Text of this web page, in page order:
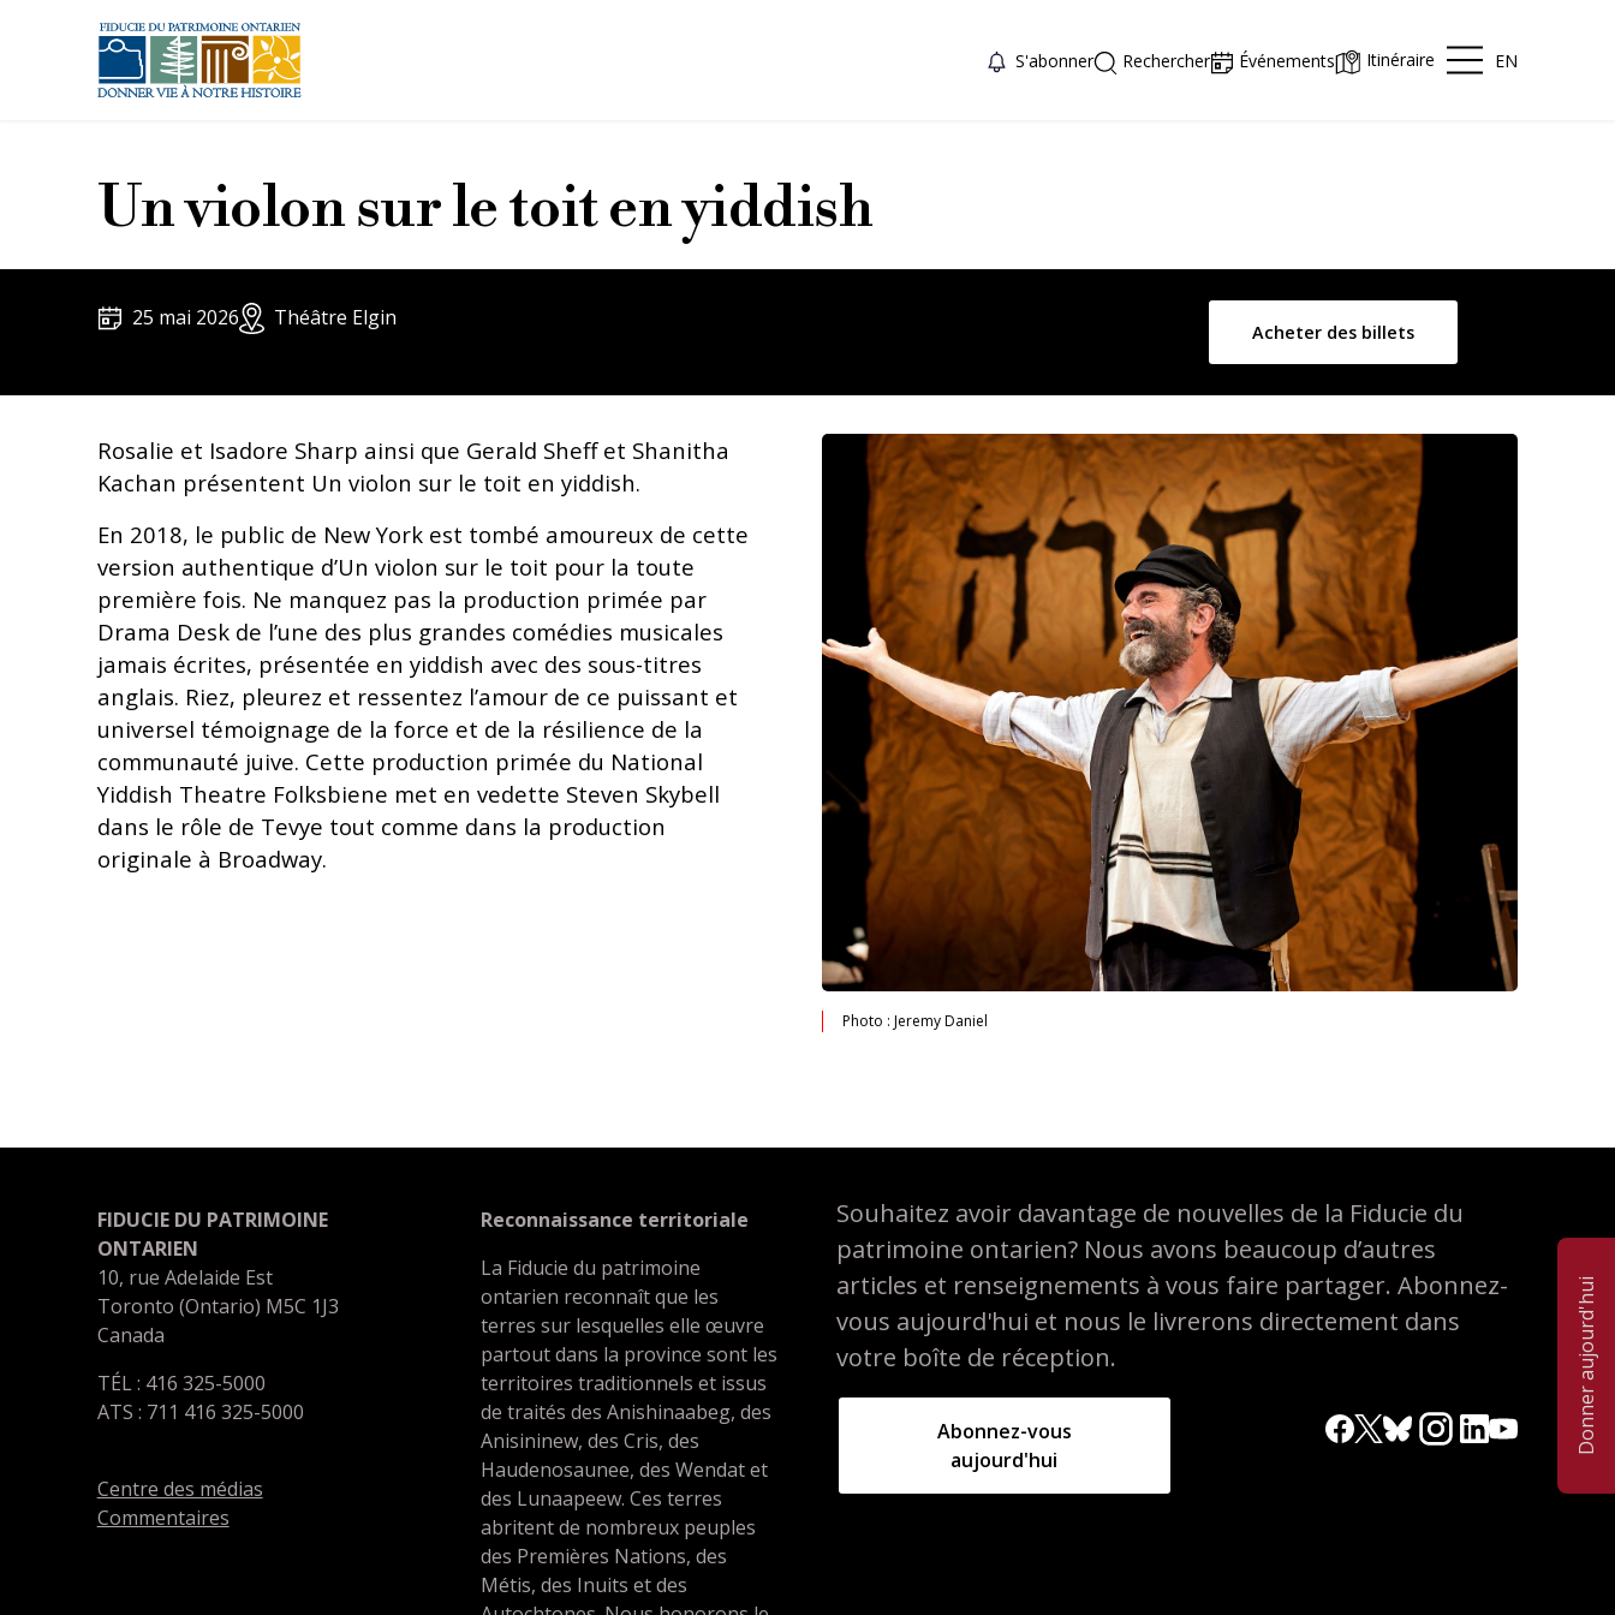
S'abonner Rechercher Événements Itinéraire EN
Donner aujourd'hui
Un violon sur le toit en yiddish
25 mai 2026 Théâtre Elgin
Acheter des billets
Rosalie et Isadore Sharp ainsi que Gerald Sheff et Shanitha
Kachan présentent Un violon sur le toit en yiddish.
En 2018, le public de New York est tombé amoureux de cette
version authentique d’Un violon sur le toit pour la toute
première fois. Ne manquez pas la production primée par
Drama Desk de l’une des plus grandes comédies musicales
jamais écrites, présentée en yiddish avec des sous-titres
anglais. Riez, pleurez et ressentez l’amour de ce puissant et
universel témoignage de la force et de la résilience de la
communauté juive. Cette production primée du National
Yiddish Theatre Folksbiene met en vedette Steven Skybell
dans le rôle de Tevye tout comme dans la production
originale à Broadway.
Photo : Jeremy Daniel
FIDUCIE DU PATRIMOINE
ONTARIEN
10, rue Adelaide Est
Toronto (Ontario) M5C 1J3
Canada
TÉL : 416 325-5000
ATS : 711 416 325-5000
Centre des médias
Commentaires
Reconnaissance territoriale
La Fiducie du patrimoine
ontarien reconnaît que les
terres sur lesquelles elle œuvre
partout dans la province sont les
territoires traditionnels et issus
de traités des Anishinaabeg, des
Anisininew, des Cris, des
Haudenosaunee, des Wendat et
des Lunaapeew. Ces terres
abritent de nombreux peuples
des Premières Nations, des
Métis, des Inuits et des
Souhaitez avoir davantage de nouvelles de la Fiducie du
patrimoine ontarien? Nous avons beaucoup d’autres
articles et renseignements à vous faire partager. Abonnez-
vous aujourd'hui et nous le livrerons directement dans
votre boîte de réception.
Abonnez-vous
aujourd'hui